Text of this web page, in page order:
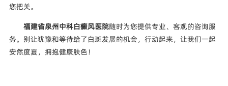
您把关。
福建省泉州中科白癜风医院随时为您提供专业、客观的咨询服
务。别让犹豫和等待给了白斑发展的机会，行动起来，让我们一起
安然度夏，拥抱健康肤色！